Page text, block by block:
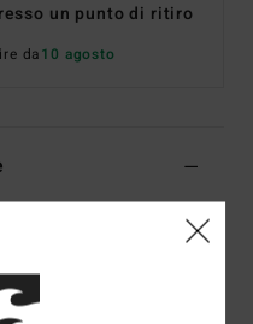
un punto di ritiro
da10 agosto